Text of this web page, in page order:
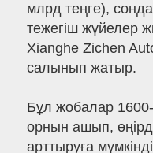
млрд теңге),
тежегіш жүйелер
Xianghe Zichen
салынып жатыр.
Бұл жобалар
орнын ашып,
арттыруға